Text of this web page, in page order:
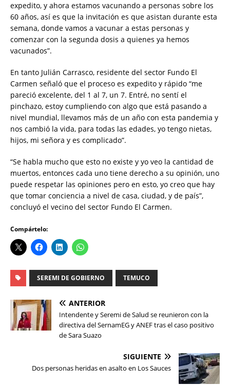
expedito, y ahora estamos vacunando a personas sobre los
60 años, así es que la invitación es que asistan durante esta
semana, donde vamos a vacunar a estas personas y
comenzar con la segunda dosis a quienes ya hemos
vacunados”.
En tanto Julián Carrasco, residente del sector Fundo El
Carmen señaló que el proceso es expedito y rápido “me
pareció excelente, del 1 al 7, un 7. Entré, no sentí el
pinchazo, estoy cumpliendo con algo que está pasando a
nivel mundial, llevamos más de un año con esta pandemia y
nos cambió la vida, para todas las edades, yo tengo nietas,
hijos, mi señora y es complicado”.
“Se habla mucho que esto no existe y yo veo la cantidad de
muertos, entonces cada uno tiene derecho a su opinión, uno
puede respetar las opiniones pero en esto, yo creo que hay
que tomar conciencia a nivel de casa, ciudad, y de país”,
concluyó el vecino del sector Fundo El Carmen.
Compártelo:
SEREMI DE GOBIERNO TEMUCO
ANTERIOR
Intendente y Seremi de Salud se reunieron con la
directiva del SernamEG y ANEF tras el caso positivo
de Sara Suazo
SIGUIENTE
Dos personas heridas en asalto en Los Sauces